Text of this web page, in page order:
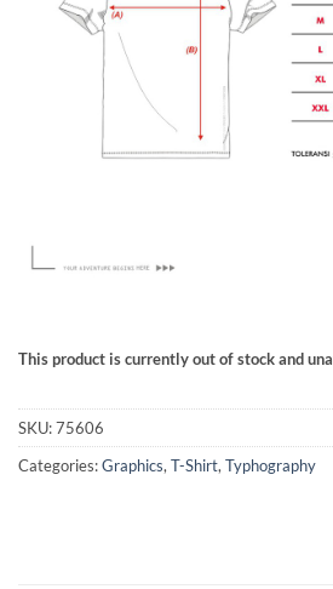
This product is currently out of stock and
SKU:75606
Categories:Graphics,T-Shirt,Typhography